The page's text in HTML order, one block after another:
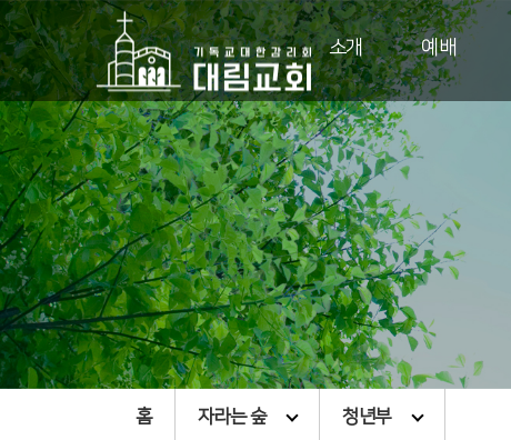
소개 예배
홈 자라는 숲 청년부